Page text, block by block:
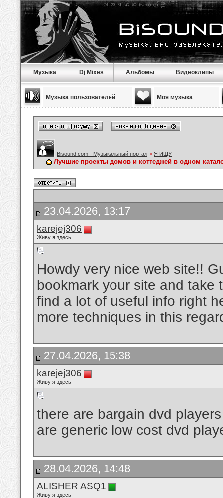
Музыка Dj Mixes Альбомы Видеоклипы
Музыка пользователей Моя музыка
Bisound.com - Музыкальный портал > Я ИЩУ
Лучшие проекты домов и коттеджей в одном
23.04.2026, 13:17
karejej306
Живу я здесь
Howdy very nice web site!!
bookmark your site and take
find a lot of useful info right
more techniques in this
27.04.2026, 15:38
karejej306
Живу я здесь
there are bargain dvd
are generic low cost dvd
28.04.2026, 14:48
ALISHER ASQ1
Живу я здесь